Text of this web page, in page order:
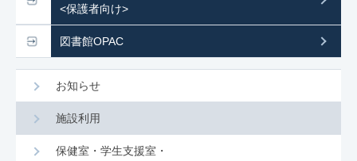
<保護者向け>
図書館OPAC
お知らせ
施設利用
保健室・学生支援室・